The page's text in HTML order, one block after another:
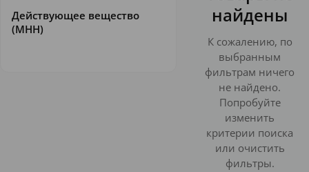
Действующее вещество
(МНН)
найдены
К сожалению, по
выбранным
фильтрам ничего
не найдено.
Попробуйте
изменить
критерии поиска
или очистить
фильтры.